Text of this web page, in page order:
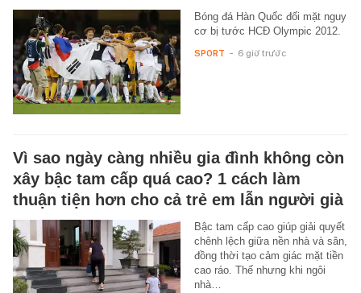
Bóng đá Hàn Quốc đối mặt nguy
cơ bị tước HCĐ Olympic 2012.
SPORT - 6 giờ trước
Vì sao ngày càng nhiều gia đình không còn
xây bậc tam cấp quá cao? 1 cách làm
thuận tiện hơn cho cả trẻ em lẫn người già
Bậc tam cấp cao giúp giải quyết
chênh lệch giữa nền nhà và sân,
đồng thời tạo cảm giác mặt tiền
cao ráo. Thế nhưng khi ngôi
nhà…